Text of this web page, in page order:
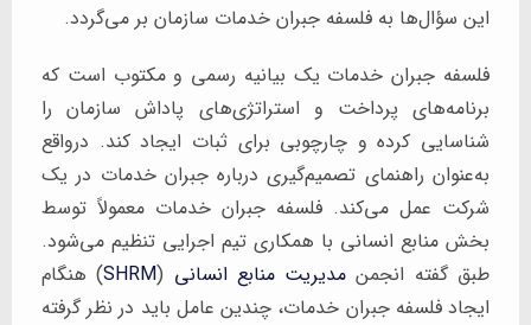
این سؤال‌ها به فلسفه جبران خدمات سازمان بر می‌گردد.
فلسفه جبران خدمات یک بیانیه رسمی و مکتوب است که
برنامه‌های پرداخت و استراتژی‌های پاداش سازمان را
شناسایی کرده و چارچوبی برای ثبات ایجاد کند. درواقع
به‌عنوان راهنمای تصمیم‌گیری درباره جبران خدمات در یک
شرکت عمل می‌کند. فلسفه جبران خدمات معمولاً توسط
بخش منابع انسانی با همکاری تیم اجرایی تنظیم می‌شود.
طبق گفته انجمن مدیریت منابع انسانی (
SHRM) هنگام
ایجاد فلسفه جبران خدمات، چندین عامل باید در نظر گرفته